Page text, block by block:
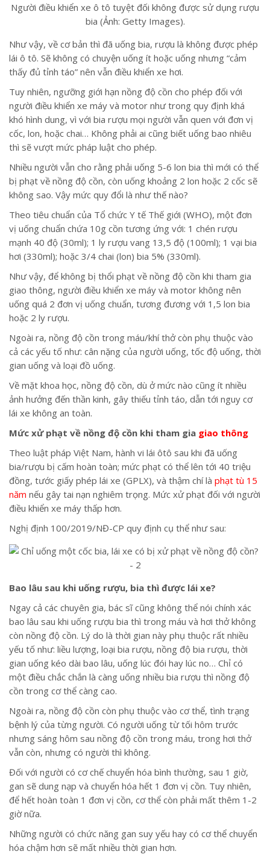
Người điều khiển xe ô tô tuyệt đối không được sử dụng rượu
bia (Ảnh: Getty Images).
Như vậy, về cơ bản thì đã uống bia, rượu là không được phép
lái ô tô. Sẽ không có chuyện uống ít hoặc uống nhưng “cảm
thấy đủ tỉnh táo” nên vẫn điều khiển xe hơi.
Tuy nhiên, ngưỡng giới hạn nồng độ cồn cho phép đối với
người điều khiển xe máy và motor như trong quy định khá
khó hình dung, vì với bia rượu mọi người vẫn quen với đơn vị
cốc, lon, hoặc chai… Không phải ai cũng biết uống bao nhiêu
thì sẽ vượt mức pháp luật cho phép.
Nhiều người vẫn cho rằng phải uống 5-6 lon bia thì mới có thể
bị phạt về nồng độ cồn, còn uống khoảng 2 lon hoặc 2 cốc sẽ
không sao. Vậy mức quy đổi là như thế nào?
Theo tiêu chuẩn của Tổ chức Y tế Thế giới (WHO), một đơn
vị uống chuẩn chứa 10g cồn tương ứng với: 1 chén rượu
mạnh 40 độ (30ml); 1 ly rượu vang 13,5 độ (100ml); 1 vại bia
hơi (330ml); hoặc 3/4 chai (lon) bia 5% (330ml).
Như vậy, để không bị thổi phạt về nồng độ cồn khi tham gia
giao thông, người điều khiển xe máy và motor không nên
uống quá 2 đơn vị uống chuẩn, tương đương với 1,5 lon bia
hoặc 2 ly rượu.
Ngoài ra, nồng độ cồn trong máu/khí thở còn phụ thuộc vào
cả các yếu tố như: cân nặng của người uống, tốc độ uống, thời
gian uống và loại đồ uống.
Về mặt khoa học, nồng độ cồn, dù ở mức nào cũng ít nhiều
ảnh hưởng đến thần kinh, gây thiếu tỉnh táo, dẫn tới nguy cơ
lái xe không an toàn.
Mức xử phạt về nồng độ cồn khi tham gia giao thông
Theo luật pháp Việt Nam, hành vi lái ôtô sau khi đã uống
bia/rượu bị cấm hoàn toàn; mức phạt có thể lên tới 40 triệu
đồng, tước giấy phép lái xe (GPLX), và thậm chí là phạt tù 15
năm nếu gây tai nạn nghiêm trọng. Mức xử phạt đối với người
điều khiển xe máy thấp hơn.
Nghị định 100/2019/NĐ-CP quy định cụ thể như sau:
Bao lâu sau khi uống rượu, bia thì được lái xe?
Ngay cả các chuyên gia, bác sĩ cũng không thể nói chính xác
bao lâu sau khi uống rượu bia thì trong máu và hơi thở không
còn nồng độ cồn. Lý do là thời gian này phụ thuộc rất nhiều
yếu tố như: liều lượng, loại bia rượu, nồng độ bia rượu, thời
gian uống kéo dài bao lâu, uống lúc đói hay lúc no… Chỉ có
một điều chắc chắn là càng uống nhiều bia rượu thì nồng độ
cồn trong cơ thể càng cao.
Ngoài ra, nồng độ cồn còn phụ thuộc vào cơ thể, tình trạng
bệnh lý của từng người. Có người uống từ tối hôm trước
nhưng sáng hôm sau nồng độ cồn trong máu, trong hơi thở
vẫn còn, nhưng có người thì không.
Đối với người có cơ chế chuyển hóa bình thường, sau 1 giờ,
gan sẽ dung nạp và chuyển hóa hết 1 đơn vị cồn. Tuy nhiên,
để hết hoàn toàn 1 đơn vị cồn, cơ thể còn phải mất thêm 1-2
giờ nữa.
Những người có chức năng gan suy yếu hay có cơ thể chuyển
hóa chậm hơn sẽ mất nhiều thời gian hơn.